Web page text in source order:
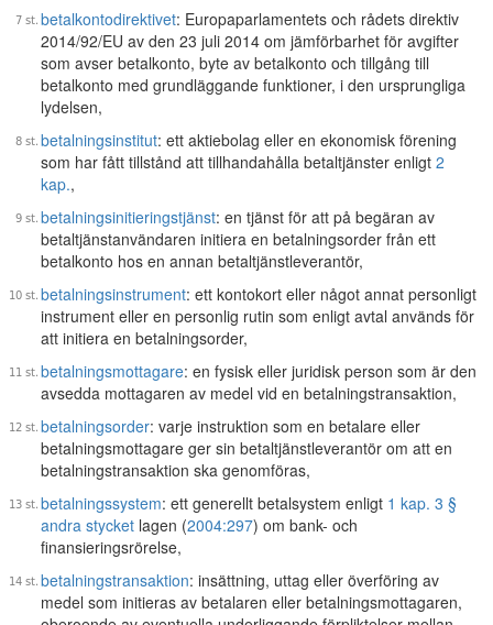
betalkontodirektivet: Europaparlamentets och rådets direktiv
2014/92/EU av den 23 juli 2014 om jämförbarhet för avgifter
som avser betalkonto, byte av betalkonto och tillgång till
betalkonto med grundläggande funktioner, i den ursprungliga
lydelsen,
betalningsinstitut: ett aktiebolag eller en ekonomisk förening
som har fått tillstånd att tillhandahålla betaltjänster enligt 2
kap.,
betalningsinitieringstjänst: en tjänst för att på begäran av
betaltjänstanvändaren initiera en betalningsorder från ett
betalkonto hos en annan betaltjänstleverantör,
betalningsinstrument: ett kontokort eller något annat personligt
instrument eller en personlig rutin som enligt avtal används för
att initiera en betalningsorder,
betalningsmottagare: en fysisk eller juridisk person som är den
avsedda mottagaren av medel vid en betalningstransaktion,
betalningsorder: varje instruktion som en betalare eller
betalningsmottagare ger sin betaltjänstleverantör om att en
betalningstransaktion ska genomföras,
betalningssystem: ett generellt betalsystem enligt 1 kap. 3 §
andra stycket lagen (2004:297) om bank- och
finansieringsrörelse,
betalningstransaktion: insättning, uttag eller överföring av
medel som initieras av betalaren eller betalningsmottagaren,